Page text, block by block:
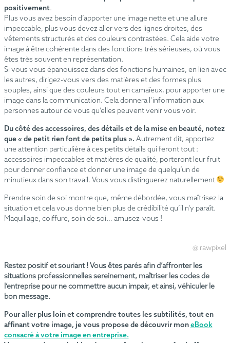
positivement.
Plus vous avez besoin d’apporter une image nette et une allure
impeccable, plus vous devez aller vers des lignes droites, des
vêtements structurés et des couleurs contrastées. Cela aide votre
image à être cohérente dans des fonctions très sérieuses, où vous
êtes très souvent en représentation.
Si vous vous épanouissez dans des fonctions humaines, en lien avec
les autres, dirigez-vous vers des matières et des formes plus
souples, ainsi que des couleurs tout en camaïeux, pour apporter une
image dans la communication. Cela donnera l’information aux
personnes autour de vous qu’elles peuvent venir vous voir.
Du côté des accessoires, des détails et de la mise en beauté, notez
que « de petit rien font de petits plus ». Autrement dit, apportez
une attention particulière à ces petits détails qui feront tout :
accessoires impeccables et matières de qualité, porteront leur fruit
pour donner confiance et donner une image de quelqu’un de
minutieux dans son travail. Vous vous distinguerez naturellement
Prendre soin de soi montre que, même débordée, vous maîtrisez la
situation et cela vous donne bien plus de crédibilité qu’il n’y paraît.
Maquillage, coiffure, soin de soi… amusez-vous !
@ rawpixel
Restez positif et souriant ! Vous êtes parés afin d’affronter les
situations professionnelles sereinement, maîtriser les codes de
l’entreprise pour ne commettre aucun impair, et ainsi, véhiculer le
bon message.
Pour aller plus loin et comprendre toutes les subtilités, tout en
affinant votre image, je vous propose de découvrir moneBook
consacré à votre image en entreprise.